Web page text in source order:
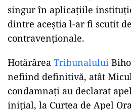
Milionarul a accesat
Procurorii l-au acuzat că,
baze de date pentru a
persoane, vehicule,
nu îi erau destinate.